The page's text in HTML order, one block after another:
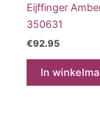
Eijffinger
350631
€92.95
In